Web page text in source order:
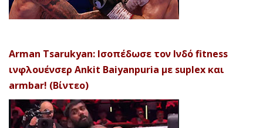
Arman Tsarukyan: Ισοπέδωσε τον Ινδό fitness
ινφλουένσερ Ankit Baiyanpuria με suplex και
armbar! (Βίντεο)